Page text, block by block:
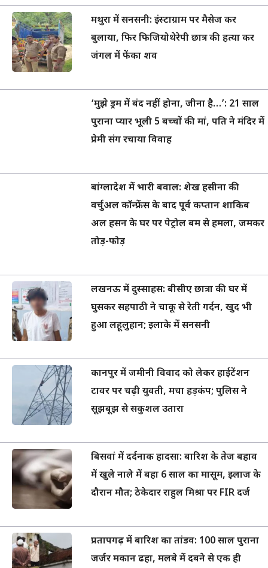
मथुरा में सनसनी: इंस्टाग्राम पर मैसेज कर
बुलाया, फिर फिजियोथेरेपी छात्र की हत्या कर
जंगल में फेंका शव
‘मुझे ड्रम में बंद नहीं होना, जीना है…’: 21 साल
पुराना प्यार भूली 5 बच्चों की मां, पति ने मंदिर में
प्रेमी संग रचाया विवाह
बांग्लादेश में भारी बवाल: शेख हसीना की
वर्चुअल कॉन्फ्रेंस के बाद पूर्व कप्तान शाकिब
अल हसन के घर पर पेट्रोल बम से हमला, जमकर
तोड़-फोड़
लखनऊ में दुस्साहस: बीसीए छात्रा की घर में
घुसकर सहपाठी ने चाकू से रेती गर्दन, खुद भी
हुआ लहूलुहान; इलाके में सनसनी
कानपुर में जमीनी विवाद को लेकर हाईटेंशन
टावर पर चढ़ी युवती, मचा हड़कंप; पुलिस ने
सूझबूझ से सकुशल उतारा
बिसवां में दर्दनाक हादसा: बारिश के तेज बहाव
में खुले नाले में बहा 6 साल का मासूम, इलाज के
दौरान मौत; ठेकेदार राहुल मिश्रा पर FIR दर्ज
प्रतापगढ़ में बारिश का तांडव: 100 साल पुराना
जर्जर मकान ढहा, मलबे में दबने से एक ही